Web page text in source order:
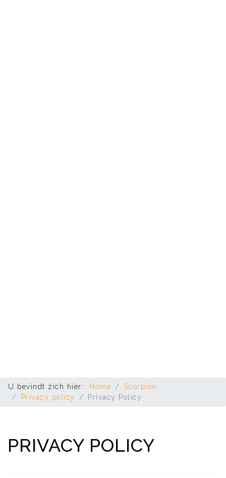
U bevindt zich hier: Home
Scorpion
Privacy policy
Privacy Policy
PRIVACY POLICY